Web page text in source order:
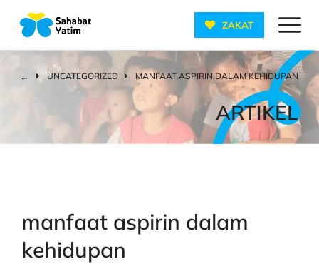
ZAKAT
You are here:
UNCATEGORIZED MANFAAT ASPIRIN DALAM KEHIDUPAN
ARTIKEL
manfaat aspirin dalam
kehidupan